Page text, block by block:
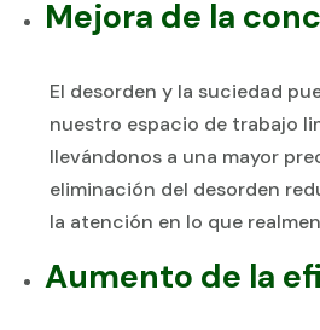
Mejora de la
El desorden y la suciedad
nuestro espacio de trabajo
llevándonos a una mayor
eliminación del desorden
la atención en lo que
Aumento de la